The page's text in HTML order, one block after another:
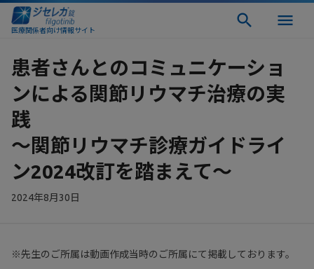
医療関係者向け情報サイト
患者さんとのコミュニケーショ
ンによる関節リウマチ治療の実
践
～関節リウマチ診療ガイドライ
ン2024改訂を踏まえて～
2024年8月30日
※先生のご所属は動画作成当時のご所属にて掲載しております。